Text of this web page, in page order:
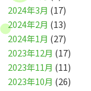
2024年3月 (17)
2024年2月 (13)
2024年1月 (27)
2023年12月 (17)
2023年11月 (11)
2023年10月 (26)